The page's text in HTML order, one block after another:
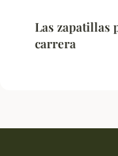
Las zapatillas
carrera